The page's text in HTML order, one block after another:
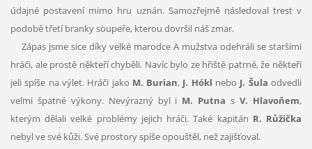
údajné postavení mimo hru uznán. Samozřejmě následoval trest v
podobě třetí branky soupeře, kterou dovršil náš zmar.
Zápas jsme sice díky velké marodce A mužstva odehráli se staršími
hráči, ale prostě někteří chyběli. Navíc bylo ze hřiště patrné, že někteří
jeli spíše na výlet. Hráči jako M. Burian, J. Hókl nebo J. Šula odvedli
velmi špatné výkony. Nevýrazný byl i M. Putna sV. Hlavoňem,
kterým dělali velké problémy jejich hráči. Také kapitán R. Růžička
nebyl ve své kůži. Své prostory spíše opouštěl, než zajišťoval.